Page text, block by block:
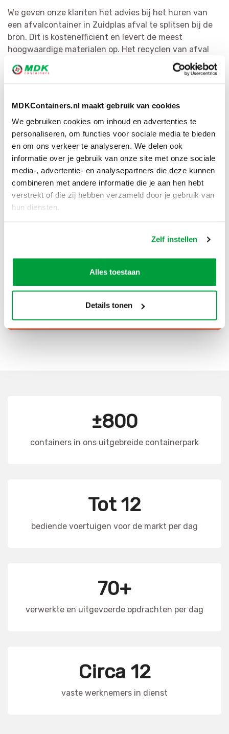
MDKContainers.nl maakt gebruik van cookies
We gebruiken cookies om inhoud en advertenties te
personaliseren, om functies voor sociale media te bieden
en om ons verkeer te analyseren. We delen ook
informatie over je gebruik van onze site met onze sociale
media-, advertentie- en analysepartners die deze kunnen
combineren met andere informatie die je aan hen hebt
verstrekt of die zij hebben verzameld door je gebruik van
hun diensten.
Zelf instellen
Alles toestaan
Details tonen
We geven onze klanten het advies bij het huren van
een afvalcontainer in Zuidplas afval te splitsen bij de
bron. Dit is kostenefficiënt en levert de meest
hoogwaardige materialen op. Het recyclen van afval
staat bij MDK Containers voorop. We scheiden afval zo
doeltreffend mogelijk en hervormen het tot
de juiste bestemming.
Goede kwaliteit
Snelle klantenservice
CONTAINER HUREN
±800
containers in ons uitgebreide containerpark
Tot 12
bediende voertuigen voor de markt per dag
70+
verwerkte en uitgevoerde opdrachten per dag
Circa 12
vaste werknemers in dienst